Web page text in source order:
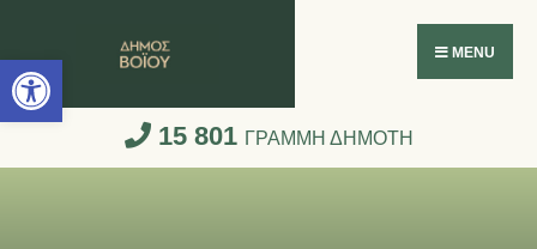
Ανοίξτε τη γραμμή εργαλείων
MENU
15 801 ΓΡΑΜΜΗ ΔΗΜΟΤΗ